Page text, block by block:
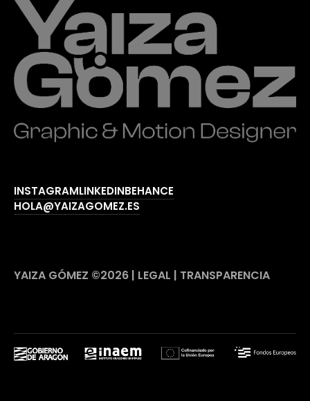
INSTAGRAMLINKEDINBEHANCE
HOLA@YAIZAGOMEZ.ES
YAIZA GÓMEZ ©2026 | LEGAL | TRANSPARENCIA